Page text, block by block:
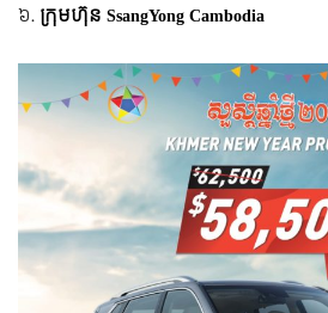
៦. ក្រុមហ៊ុន SsangYong Cambodia